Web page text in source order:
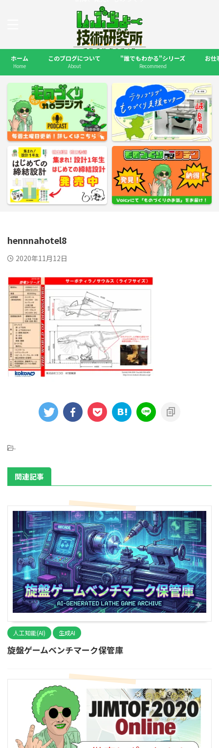
ホーム
Home
このブログについて
About
"誰でもわかる"シリーズ
Recommend
お仕
hennnahotel8
2020年11月12日
-
関連記事
人工知能(AI) 生成AI
旋盤ゲームベンチマーク保管庫